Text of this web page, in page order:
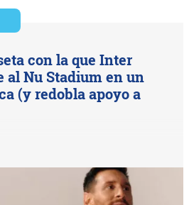
con la que Inter
Nu Stadium en un
(y redobla apoyo a